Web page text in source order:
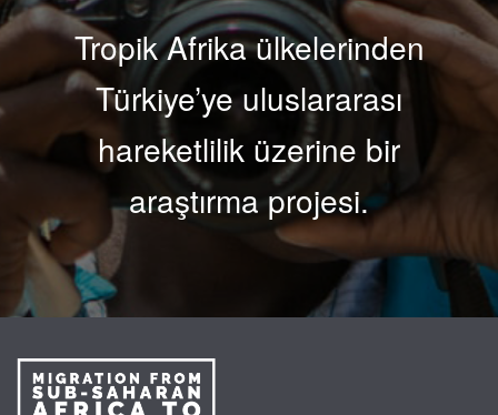
Tropik Afrika ülkelerinden
Türkiye’ye uluslararası
hareketlilik üzerine bir
araştırma projesi.